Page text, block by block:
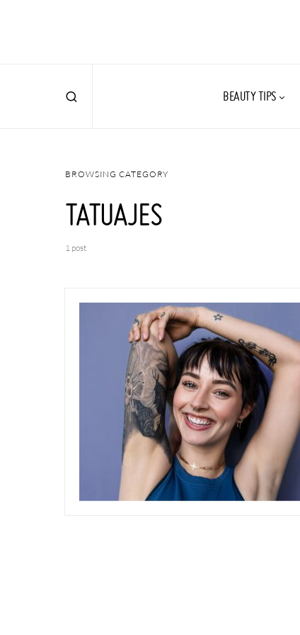
BEAUTY TIPS
BROWSING CATEGORY
TATUAJES
1 post